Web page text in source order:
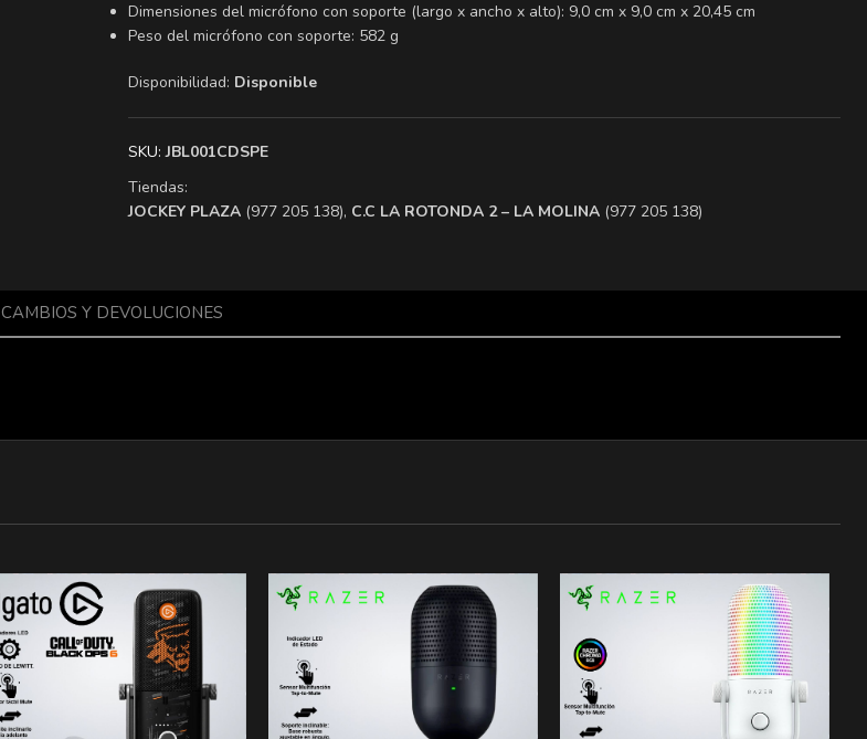
Dimensiones del micrófono con soporte (largo x ancho x alto): 9,0 cm x 9,0 cm x 20,45 cm
Peso del micrófono con soporte: 582 g
Disponibilidad: Disponible
SKU:JBL001CDSPE
Tiendas:
​JOCKEY PLAZA (977 205 138), ​C.C LA ROTONDA 2 – LA MOLINA (977 205 138)
CAMBIOS Y DEVOLUCIONES